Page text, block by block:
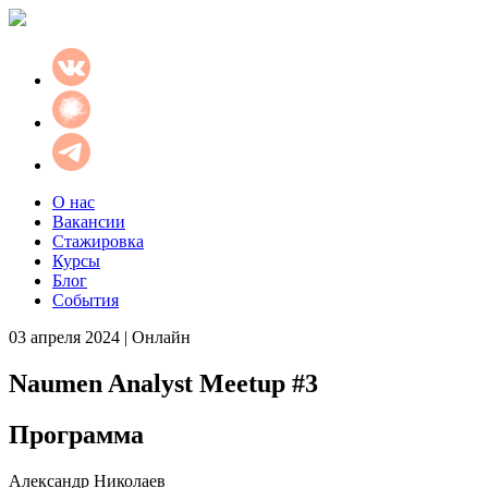
О нас
Вакансии
Стажировка
Курсы
Блог
События
03 апреля 2024 | Онлайн
Naumen Analyst Meetup #3
Программа
Александр Николаев